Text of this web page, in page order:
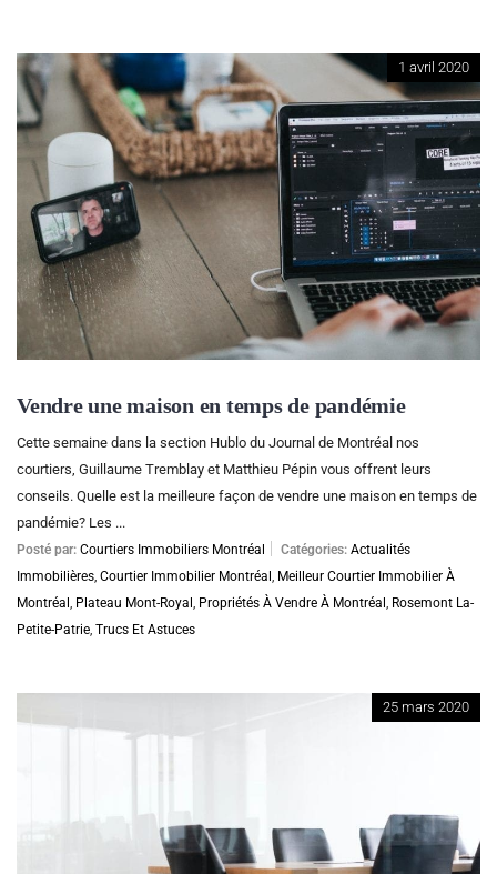
1 avril 2020
Vendre une maison en temps de pandémie
Cette semaine dans la section Hublo du Journal de Montréal nos
courtiers, Guillaume Tremblay et Matthieu Pépin vous offrent leurs
conseils. Quelle est la meilleure façon de vendre une maison en temps de
pandémie? Les ...
Posté par: Courtiers Immobiliers Montréal Catégories: Actualités
Immobilières Courtier Immobilier Montréal Meilleur Courtier Immobilier À
Montréal Plateau Mont-Royal Propriétés À Vendre À Montréal Rosemont La-
Petite-Patrie Trucs Et Astuces
25 mars 2020